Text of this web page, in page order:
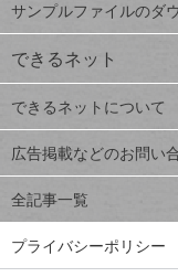
VLOOKUP
close
閉じ
る
ジ
連載
Excel Q&A
トイアンナ流仕
事術
ではじめる業務
の完全自動化
サンプルファイルのダ
できるネット
できるネットについて
広告掲載などのお問い
全記事一覧
プライバシーポリシー